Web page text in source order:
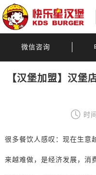
微信咨询
【汉堡加盟】汉堡
时
很多餐饮人感叹：现在生意
来越难做，是经济发展，消